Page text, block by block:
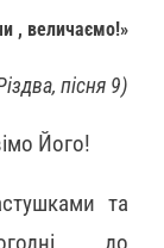
, величаємо!»
пісня 9)
Його!
та